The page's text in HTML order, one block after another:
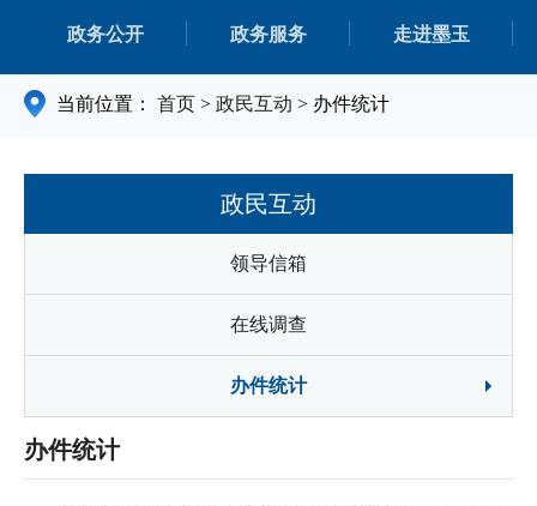
政务公开 政务服务 走进墨玉
当前位置： 首页 > 政民互动 > 办件统计
政民互动
领导信箱
在线调查
办件统计
办件统计